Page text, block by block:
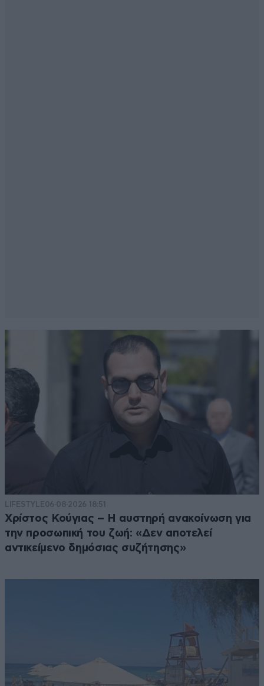
LIFESTYLE06·08·2026 18:51
Χρίστος Κούγιας – Η αυστηρή ανακοίνωση για
την προσωπική του ζωή: «Δεν αποτελεί
αντικείμενο δημόσιας συζήτησης»